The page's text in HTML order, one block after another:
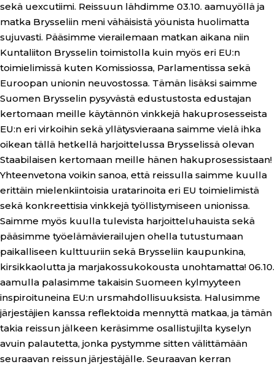
sekä uexcutiimi. Reissuun lähdimme 03.10. aamuyöllä ja
matka Brysseliin meni vähäisistä yöunista huolimatta
sujuvasti. Pääsimme vierailemaan matkan aikana niin
Kuntaliiton Brysselin toimistolla kuin myös eri EU:n
toimielimissä kuten Komissiossa, Parlamentissa sekä
Euroopan unionin neuvostossa. Tämän lisäksi saimme
Suomen Brysselin pysyvästä edustustosta edustajan
kertomaan meille käytännön vinkkejä hakuprosesseista
EU:n eri virkoihin sekä yllätysvieraana saimme vielä ihka
oikean tällä hetkellä harjoittelussa Brysselissä olevan
Staabilaisen kertomaan meille hänen hakuprosessistaan!
Yhteenvetona voikin sanoa, että reissulla saimme kuulla
erittäin mielenkiintoisia uratarinoita eri EU toimielimistä
sekä konkreettisia vinkkejä työllistymiseen unionissa.
Saimme myös kuulla tulevista harjoitteluhauista sekä
pääsimme työelämävierailujen ohella tutustumaan
paikalliseen kulttuuriin sekä Brysseliin kaupunkina,
kirsikkaolutta ja marjakossukokousta unohtamatta! 06.10.
aamulla palasimme takaisin Suomeen kylmyyteen
inspiroituneina EU:n ursmahdollisuuksista. Halusimme
järjestäjien kanssa reflektoida mennyttä matkaa, ja tämän
takia reissun jälkeen keräsimme osallistujilta kyselyn
avuin palautetta, jonka pystymme sitten välittämään
seuraavan reissun järjestäjälle. Seuraavan kerran